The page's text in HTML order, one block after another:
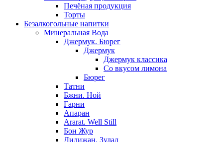
Печёная продукция
Торты
Безалкогольные напитки
Минеральная Вода
Джермук. Бюрег
Джермук
Джермук классика
Со вкусом лимона
Бюрег
Татни
Бжни. Ной
Гарни
Апаран
Ararat. Well Still
Бон Жур
Дилижан. Зулал